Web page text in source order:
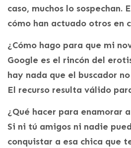
caso, muchos lo sospechan.
cómo han actuado otros en
¿Cómo hago para que mi
Google es el rincón del
hay nada que el buscador
El recurso resulta válido
¿Qué hacer para enamorar
Si ni tú amigos ni nadie
conquistar a esa chica que